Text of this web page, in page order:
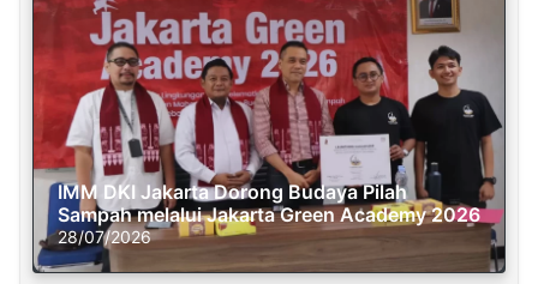
IMM DKI Jakarta Dorong Budaya Pilah
Sampah melalui Jakarta Green Academy 2026
28/07/2026